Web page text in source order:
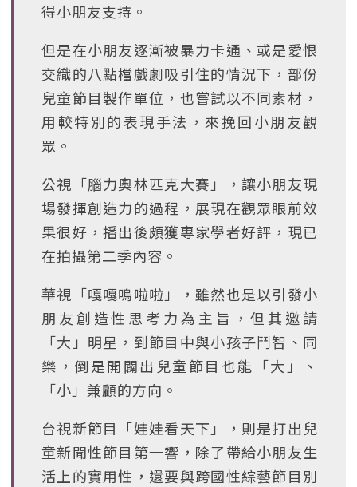
得小朋友支持。
但是在小朋友逐漸被暴力卡通、或是愛恨
交織的八點檔戲劇吸引住的情況下，部份
兒童節目製作單位，也嘗試以不同素材，
用較特別的表現手法，來挽回小朋友觀
眾。
公視「腦力奧林匹克大賽」，讓小朋友現
場發揮創造力的過程，展現在觀眾眼前效
果很好，播出後頗獲專家學者好評，現已
在拍攝第二季內容。
華視「嘎嘎嗚啦啦」，雖然也是以引發小
朋友創造性思考力為主旨，但其邀請
「大」明星，到節目中與小孩子鬥智、同
樂，倒是開闢出兒童節目也能「大」、
「小」兼顧的方向。
台視新節目「娃娃看天下」，則是打出兒
童新聞性節目第一響，除了帶給小朋友生
活上的實用性，還要與跨國性綜藝節目別